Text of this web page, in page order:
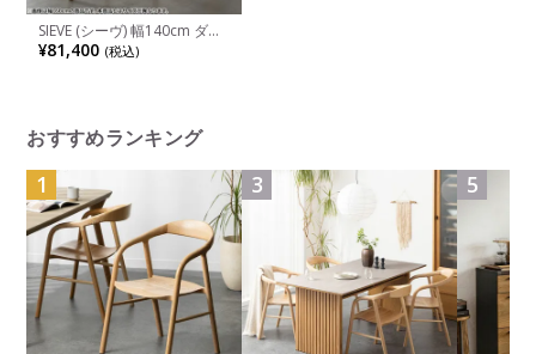
SIEVE (シーヴ) 幅140cm ダイ
ニングテーブル 4人用 ソーサ
ー 木製 テーブル ラウンドデ
¥81,400 (税込)
おすすめランキング
1 3 5